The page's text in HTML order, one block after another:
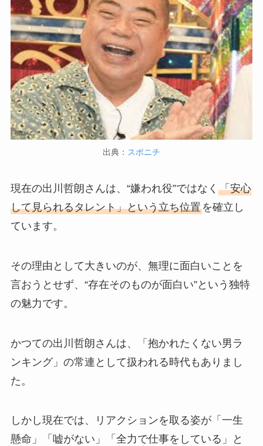
出典： スポニチ
現在の出川哲朗さんは、“嫌われ役”ではなく 「安心
して見られるタレント」という立ち位置を確立し
ています。
その理由として大きいのが、無理に面白いことを
言おうとせず、“存在そのものが面白い”という独特
の魅力です。
かつての出川哲朗さんは、「抱かれたくない男ラ
ンキング」の常連として扱われる時代もありまし
た。
しかし現在では、リアクションを取る姿が「一生
懸命」「嘘がない」「全力で仕事をしている」と